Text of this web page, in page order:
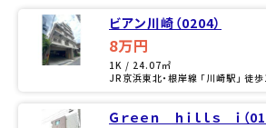
ビアン川崎（0204）
8万円
1K / 24.07㎡
JR京浜東北・根岸線 「川崎駅」 徒
Ｇｒｅｅｎ ｈｉｌｌｓ ｉ（